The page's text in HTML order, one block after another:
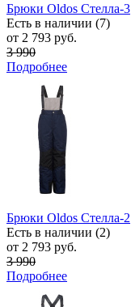
Брюки Oldos Стелла-3
Есть в наличии (7)
от 2 793 руб.
3 990
Подробнее
Брюки Oldos Стелла-2
Есть в наличии (2)
от 2 793 руб.
3 990
Подробнее